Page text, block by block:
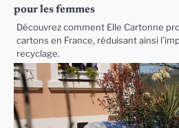
pour les femmes
Découvrez comment Elle Cartonne
cartons en France, réduisant ainsi
recyclage.